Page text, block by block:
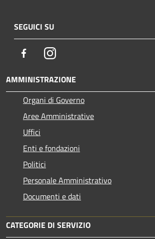
SEGUICI SU
FacebookInstagram
AMMINISTRAZIONE
Organi di Governo
Aree Amministrative
Uffici
Enti e fondazioni
Politici
Personale Amministrativo
Documenti e dati
CATEGORIE DI SERVIZIO